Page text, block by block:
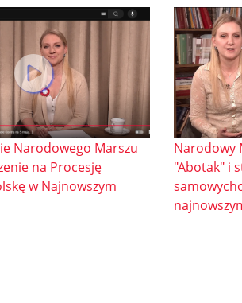
Narodowego Marszu
na Procesję
w Najnowszym
Narodowy
"Abotak" i